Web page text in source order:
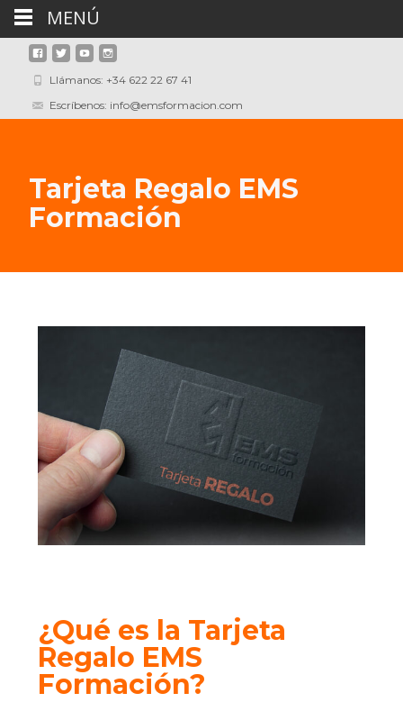
Llámanos: +34 622 22 67 41
Escríbenos: info@emsformacion.com
Tarjeta Regalo EMS
Formación
¿Qué es la Tarjeta
Regalo EMS
Formación?
MENÚ